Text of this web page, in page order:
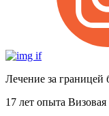
Лечение за границей
17 лет опыта